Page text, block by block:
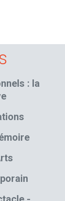
: la